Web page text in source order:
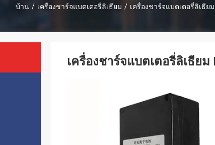
บ้าน / เครื่องชาร์จแบตเตอรี่ลิเธียม / เครื่องชาร์จแบตเตอรี่ลิเธีย
เครื่องชาร์จแบตเตอรี่ลิเธีย